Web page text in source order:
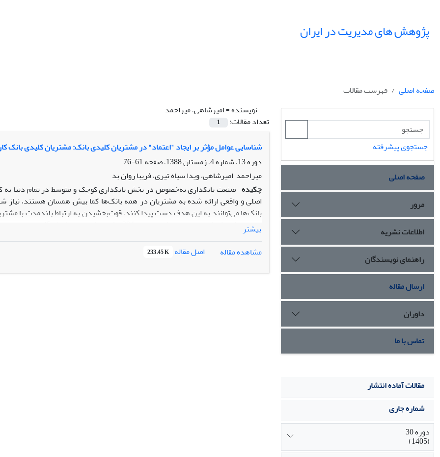
پژوهش های مدیریت در ایران
صفحه اصلی
فهرست مقالات
نویسنده =امیرشاهی، میراحمد‎ ‎
تعداد مقالات:
1
شناسایی عوامل مؤثر بر ایجاد "اعتماد" در مشتریان کلیدی بانک: مشتریان کلیدی بانک
دوره 13، شماره 4، زمستان 1388، صفحه
61-76
میراحمد‎ ‎ امیرشاهی، ویدا‎ ‎سیاه تیری، فریبا روان بد
چکیده صنعت بانکداری به‌خصوص در بخش بانکداری کوچک و متوسط در تمام دنیا به
اصلی و واقعی ارائه شده به مشتریان در همه بانک‌ها کما بیش همسان هستند، نیاز
آن‌گاه، بر‌اساس داده‌های جمع‌آوری شده و با استفاده از روش تحلیل عاملی اکتشافی،
خدمات مکمل، شهرت و اعتبار سازمان در ذهن مشتریان، آمادگی برای پاسخگویی به
ارتباط صمیمانه با مشتریان، انعطاف‌پذیری در ارائه خدمات و رسیدگی به شکایت‌ها.
بیشتر
مشاهده مقاله
اصل مقاله 233.45 K
جستجوی پیشرفته
صفحه اصلی
مرور
اطلاعات نشریه
راهنمای نویسندگان
ارسال مقاله
داوران
تماس با ما
مقالات آماده انتشار
شماره جاری
دوره 30
(1405)